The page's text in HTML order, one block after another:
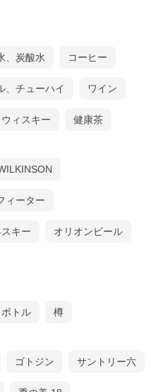
、炭酸水 コーヒー
、チューハイ ワイン
ィスキー 健康茶
ィーター
キー オリオンビール
ボトル 樽
ゴトジン サントリー六